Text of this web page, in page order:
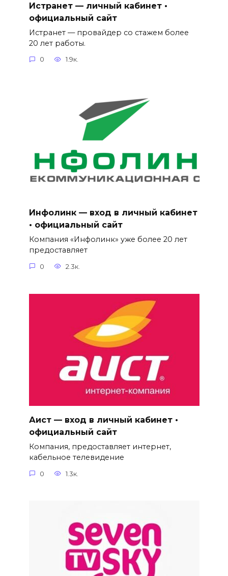
Истранет — личный кабинет •
официальный сайт
Истранет — провайдер со стажем более
20 лет работы.
0 1.9к.
Инфолинк — вход в личный кабинет
• официальный сайт
Компания «Инфолинк» уже более 20 лет
предоставляет
0 2.3к.
Аист — вход в личный кабинет •
официальный сайт
Компания, предоставляет интернет,
кабельное телевидение
0 1.3к.